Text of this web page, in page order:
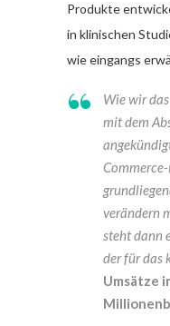
Produkte
in klinischen
wie eingangs
Wie wir
mit dem
verändern
steht dann
der für das
Umsätze